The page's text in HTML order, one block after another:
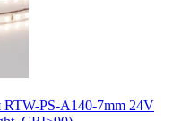
RTW-PS-A140-7mm 24V